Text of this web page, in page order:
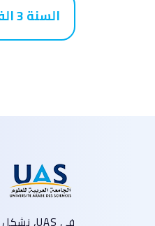
السنة 3 الفصل الدراسي 6